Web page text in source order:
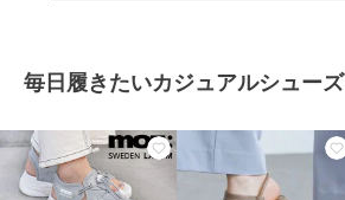
毎日履きたいカジュアルシューズ